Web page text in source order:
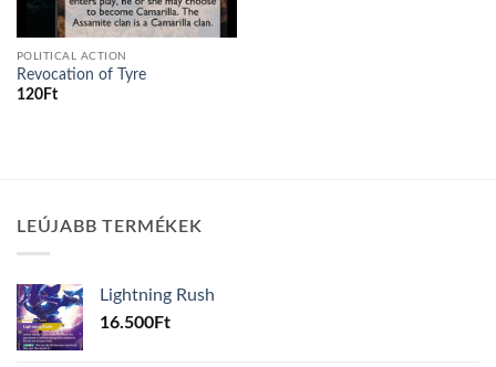
POLITICAL ACTION
Revocation of Tyre
120Ft
LEÚJABB TERMÉKEK
Lightning Rush
16.500Ft